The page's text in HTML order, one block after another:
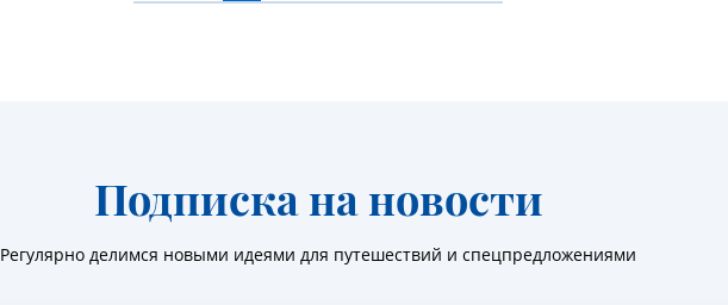
Подписка на новости
Регулярно делимся новыми идеями для путешествий и спецпредложениями